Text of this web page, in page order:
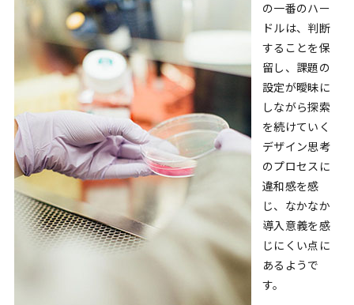
の一番のハー
ドルは、判断
することを保
留し、課題の
設定が曖昧に
しながら探索
を続けていく
デザイン思考
のプロセスに
違和感を感
じ、なかなか
導入意義を感
じにくい点に
あるようで
す。